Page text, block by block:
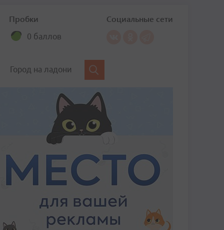
Пробки
0 баллов
Социальные сети
Город на ладони